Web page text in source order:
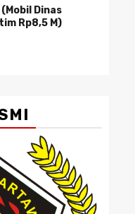
(Mobil Dinas
Rp8,5 M)